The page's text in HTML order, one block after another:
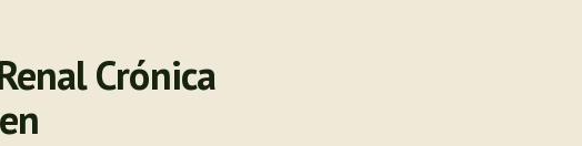
Crónica